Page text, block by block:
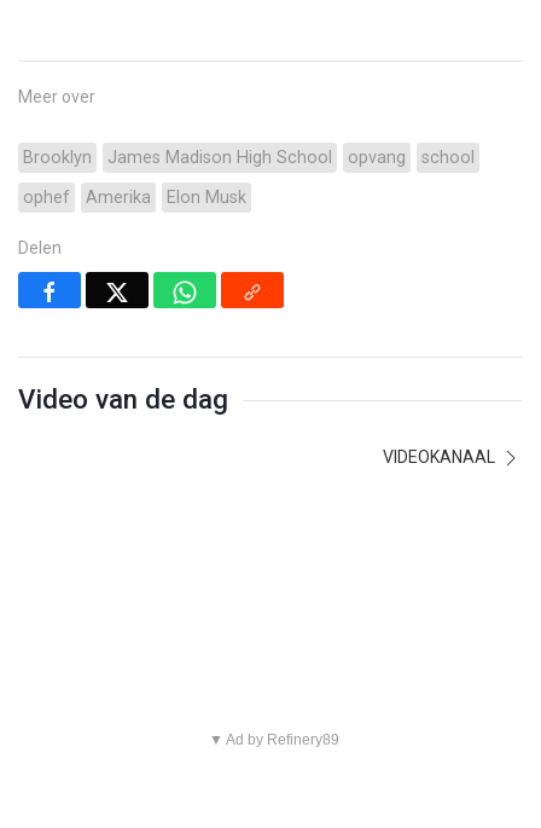
Meer over
Brooklyn James Madison High School opvang
school
ophef
Amerika Elon Musk
Delen
Video van de dag
VIDEOKANAAL
▼ Ad by Refinery89